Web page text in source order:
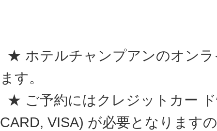
★ ホテルチャンプアンのオン
ます。
★ ご予約にはクレジットカー
CARD, VISA) が必要となります